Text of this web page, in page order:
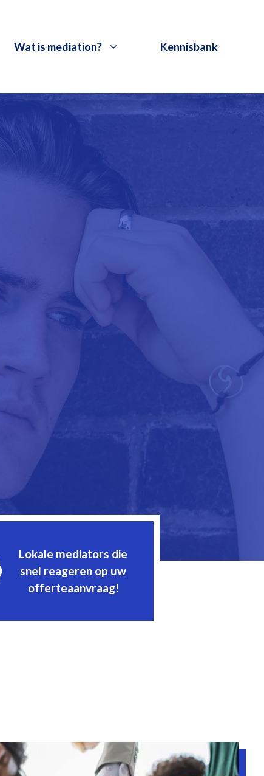
Wat is mediation? Kennisbank
Lokale mediators die
snel reageren op uw
offerteaanvraag!